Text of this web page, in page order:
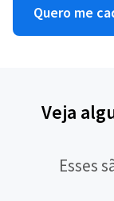
Quero me
Veja
Esses